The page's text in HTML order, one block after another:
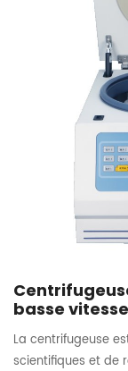
basse vitesse
La centrifugeuse
scientifiques et de